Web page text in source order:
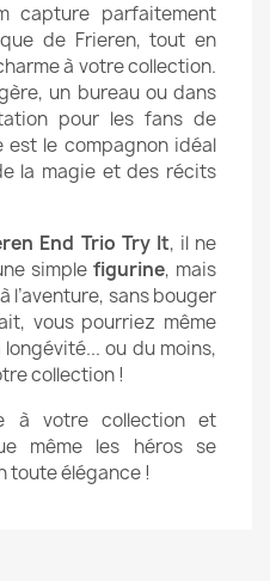
capture parfaitement
de Frieren, tout en
à votre collection.
un bureau ou dans
pour les fans de
le compagnon idéal
la magie et des récits
End Trio Try It, il ne
simple figurine, mais
l’aventure, sans bouger
vous pourriez même
ou du moins,
collection !
à votre collection et
même les héros se
toute élégance !